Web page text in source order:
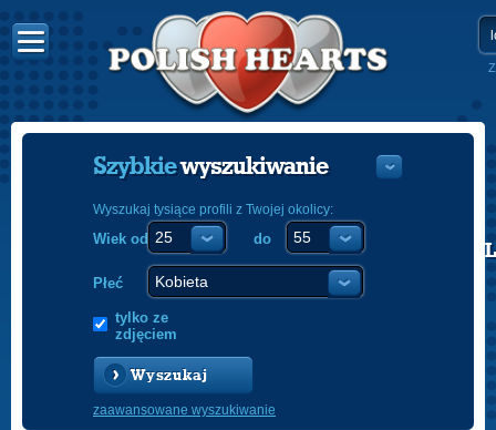
POLISH
Szybkiewyszukiwanie
Wyszukaj tysiące profili z Twojej okolicy:
Wiek od do
Płeć
tylko ze
zdjęciem
Wyszukaj
zaawansowane wyszukiwanie